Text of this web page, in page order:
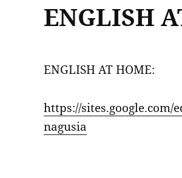
ENGLISH
ENGLISH AT HOME:
https://
nagusia